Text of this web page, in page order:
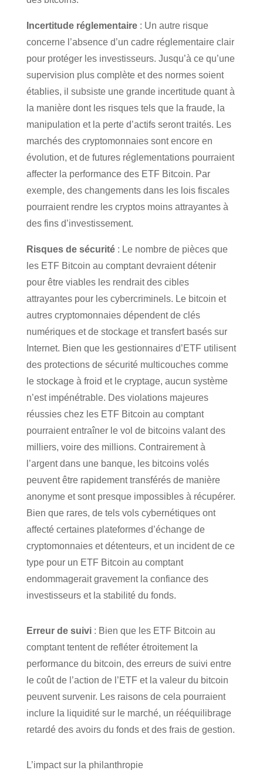
Incertitude réglementaire : Un autre risque
concerne l’absence d’un cadre réglementaire clair
pour protéger les investisseurs. Jusqu’à ce qu’une
supervision plus complète et des normes soient
établies, il subsiste une grande incertitude quant à
la manière dont les risques tels que la fraude, la
manipulation et la perte d’actifs seront traités. Les
marchés des cryptomonnaies sont encore en
évolution, et de futures réglementations pourraient
affecter la performance des ETF Bitcoin. Par
exemple, des changements dans les lois fiscales
pourraient rendre les cryptos moins attrayantes à
des fins d’investissement.
Risques de sécurité: Le nombre de pièces que
les ETF Bitcoin au comptant devraient détenir
pour être viables les rendrait des cibles
attrayantes pour les cybercriminels. Le bitcoin et
autres cryptomonnaies dépendent de clés
numériques et de stockage et transfert basés sur
Internet. Bien que les gestionnaires d’ETF utilisent
des protections de sécurité multicouches comme
le stockage à froid et le cryptage, aucun système
n’est impénétrable. Des violations majeures
réussies chez les ETF Bitcoin au comptant
pourraient entraîner le vol de bitcoins valant des
milliers, voire des millions. Contrairement à
l’argent dans une banque, les bitcoins volés
peuvent être rapidement transférés de manière
anonyme et sont presque impossibles à récupérer.
Bien que rares, de tels vols cybernétiques ont
affecté certaines plateformes d’échange de
cryptomonnaies et détenteurs, et un incident de ce
type pour un ETF Bitcoin au comptant
endommagerait gravement la confiance des
investisseurs et la stabilité du fonds.
Erreur de suivi: Bien que les ETF Bitcoin au
comptant tentent de refléter étroitement la
performance du bitcoin, des erreurs de suivi entre
le coût de l’action de l’ETF et la valeur du bitcoin
peuvent survenir. Les raisons de cela pourraient
inclure la liquidité sur le marché, un rééquilibrage
retardé des avoirs du fonds et des frais de gestion.
L’impact sur la philanthropie